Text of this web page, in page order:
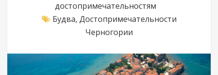
достопримечательностям
Будва, Достопримечательности
Черногории